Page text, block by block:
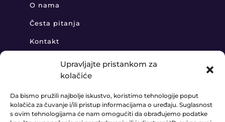
Upravljajte pristankom za
kolačiće
Da bismo pružili najbolje iskustvo, koristimo tehnologije poput
kolačića za čuvanje i/ili pristup informacijama o uređaju. Suglasnost
s ovim tehnologijama će nam omogućiti da obrađujemo podatke
O nama
Česta pitanja
Kontakt
 +385 91 888 6406